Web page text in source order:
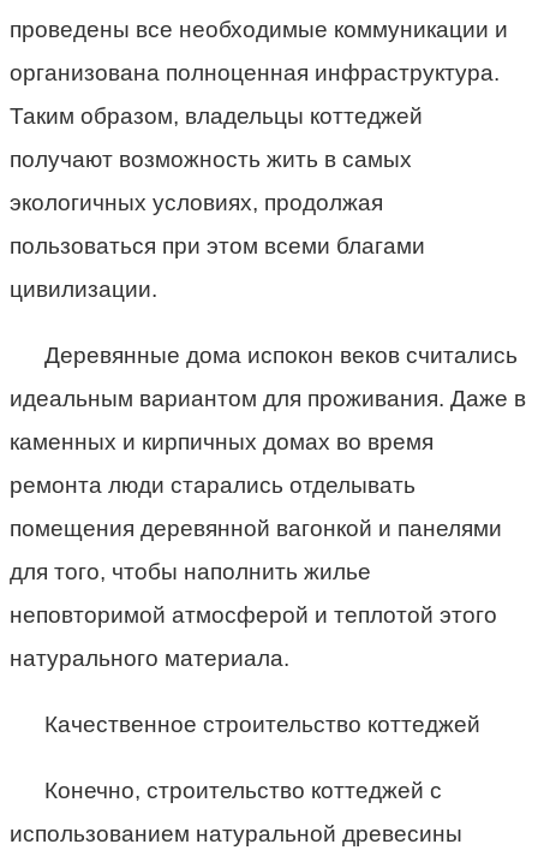
проведены все необходимые коммуникации и
организована полноценная инфраструктура.
Таким образом, владельцы коттеджей
получают возможность жить в самых
экологичных условиях, продолжая
пользоваться при этом всеми благами
цивилизации.
Деревянные дома испокон веков считались
идеальным вариантом для проживания. Даже в
каменных и кирпичных домах во время
ремонта люди старались отделывать
помещения деревянной вагонкой и панелями
для того, чтобы наполнить жилье
неповторимой атмосферой и теплотой этого
натурального материала.
Качественное строительство коттеджей
Конечно, строительство коттеджей с
использованием натуральной древесины